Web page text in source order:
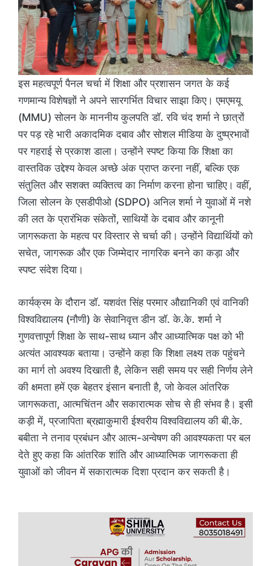
इस महत्वपूर्ण पैनल चर्चा में शिक्षा और प्रशासन जगत के कई
गणमान्य विशेषज्ञों ने अपने सारगर्भित विचार साझा किए। एमएमयू
(MMU) सोलन के माननीय कुलपति डॉ. रवि चंद शर्मा ने छात्रों
पर पड़ रहे भारी अकादमिक दबाव और सोशल मीडिया के दुष्प्रभावों
पर गहराई से प्रकाश डाला। उन्होंने स्पष्ट किया कि शिक्षा का
वास्तविक उद्देश्य केवल अच्छे अंक प्राप्त करना नहीं, बल्कि एक
संतुलित और सशक्त व्यक्तित्व का निर्माण करना होना चाहिए। वहीं,
जिला सोलन के एसडीपीओ (SDPO) अनिल शर्मा ने युवाओं में नशे
की लत के प्रारंभिक संकेतों, साथियों के दबाव और कानूनी
जागरूकता के महत्व पर विस्तार से चर्चा की। उन्होंने विद्यार्थियों को
सचेत, जागरूक और एक जिम्मेदार नागरिक बनने का कड़ा और
स्पष्ट संदेश दिया।
कार्यक्रम के दौरान डॉ. यशवंत सिंह परमार औद्यानिकी एवं वानिकी
विश्वविद्यालय (नौणी) के सेवानिवृत्त डीन डॉ. के.के. शर्मा ने
गुणवत्तापूर्ण शिक्षा के साथ-साथ ध्यान और आध्यात्मिक पक्ष को भी
अत्यंत आवश्यक बताया। उन्होंने कहा कि शिक्षा लक्ष्य तक पहुंचने
का मार्ग तो अवश्य दिखाती है, लेकिन सही समय पर सही निर्णय लेने
की क्षमता हमें एक बेहतर इंसान बनाती है, जो केवल आंतरिक
जागरूकता, आत्मचिंतन और सकारात्मक सोच से ही संभव है। इसी
कड़ी में, प्रजापिता ब्रह्माकुमारी ईश्वरीय विश्वविद्यालय की बी.के.
बबीता ने तनाव प्रबंधन और आत्म-अन्वेषण की आवश्यकता पर बल
देते हुए कहा कि आंतरिक शांति और आध्यात्मिक जागरूकता ही
युवाओं को जीवन में सकारात्मक दिशा प्रदान कर सकती है।